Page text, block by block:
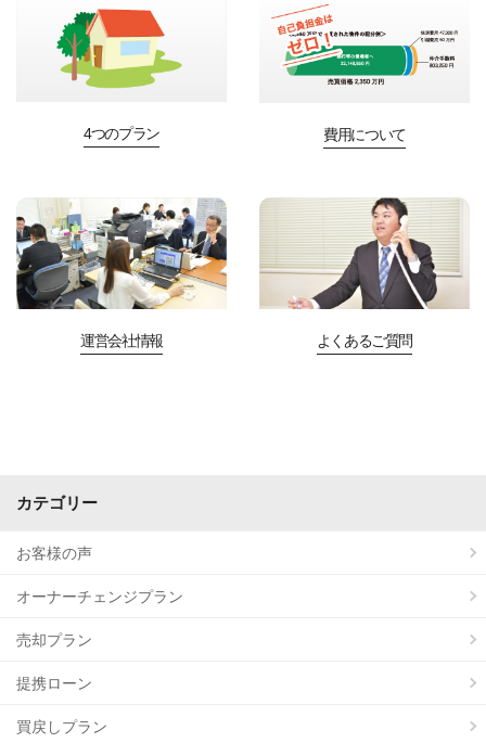
4つのプラン 費用について
運営会社情報 よくあるご質問
カテゴリー
お客様の声
オーナーチェンジプラン
売却プラン
提携ローン
買戻しプラン